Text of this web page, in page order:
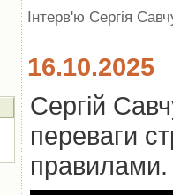
Інтерв'ю Сергія
16.10.2025
Сергій
переваги
правилами.